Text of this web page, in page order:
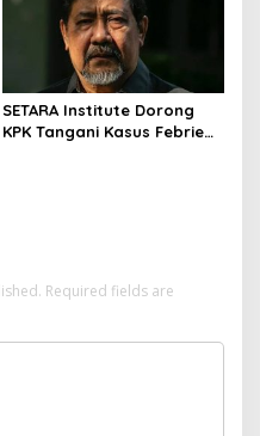
SETARA Institute Dorong
KPK Tangani Kasus Febrie
Required fields are